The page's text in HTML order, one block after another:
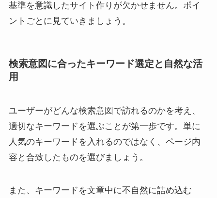
基準を意識したサイト作りが欠かせません。ポイ
ントごとに見ていきましょう。
検索意図に合ったキーワード選定と自然な活
用
ユーザーがどんな検索意図で訪れるのかを考え、
適切なキーワードを選ぶことが第一歩です。単に
人気のキーワードを入れるのではなく、ページ内
容と合致したものを選びましょう。
また、キーワードを文章中に不自然に詰め込む